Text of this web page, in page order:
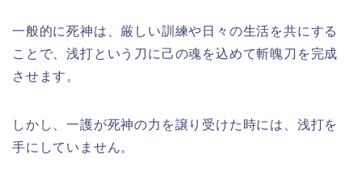
一般的に死神は、厳しい訓練や日々の生活を共にする
ことで、浅打という刀に己の魂を込めて斬魄刀を完成
させます。
しかし、一護が死神の力を譲り受けた時には、浅打を
手にしていません。